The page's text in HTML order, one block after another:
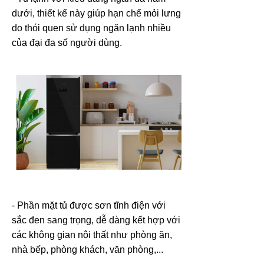
dưới, thiết kế này giúp hạn chế mỏi lưng
do thói quen sử dụng ngăn lạnh nhiều
của đại đa số người dùng.
- Phần mặt tủ được sơn tĩnh điện với
sắc đen sang trọng, dễ dàng kết hợp với
các không gian nội thất như phòng ăn,
nhà bếp, phòng khách, văn phòng,...